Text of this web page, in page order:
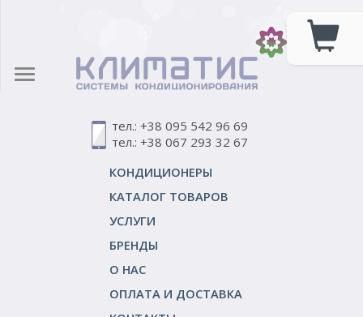
тел.: +38 095 542 96 69
тел.: +38 067 293 32 67
КОНДИЦИОНЕРЫ
КАТАЛОГ ТОВАРОВ
УСЛУГИ
БРЕНДЫ
О НАС
ОПЛАТА И ДОСТАВКА